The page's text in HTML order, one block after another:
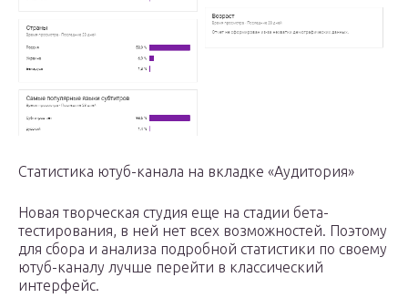
Статистика ютуб-канала на вкладке «Аудитория»
Новая творческая студия еще на стадии бета-
тестирования, в ней нет всех возможностей. Поэтому
для сбора и анализа подробной статистики по своему
ютуб-каналу лучше перейти в классический
интерфейс.